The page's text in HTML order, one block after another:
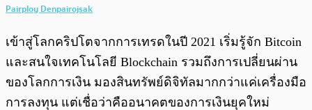
Pairploy Denpairojsak
เข้าสู่โลกคริปโตจากการเทรดในปี 2021 เริ่มรู้จัก Bitcoin
และสนใจเทคโนโลยี Blockchain รวมถึงการเปลี่ยนผ่าน
ของโลกการเงิน มองสินทรัพย์ดิจิทัลมากกว่าแค่เครื่องมือ
การลงทุน แต่เชื่อว่าคืออนาคตของการเงินยุคใหม่